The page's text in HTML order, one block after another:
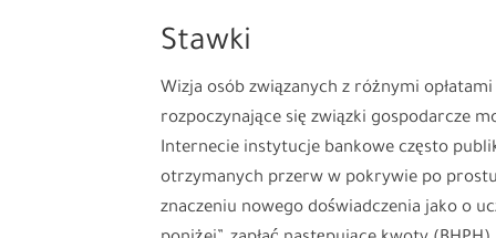
Stawki
Wizja osób związanych z różnymi
rozpoczynające się związki gospodarcze
Internecie instytucje bankowe często
otrzymanych przerw w pokrywie po
znaczeniu nowego doświadczenia jako o